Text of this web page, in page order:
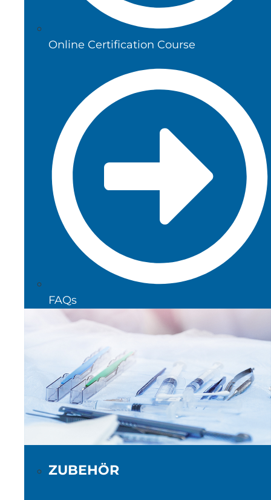
Online Certification Course
FAQs
ZUBEHÖR